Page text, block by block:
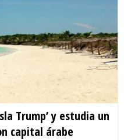
Trump’ y estudia un
capital árabe